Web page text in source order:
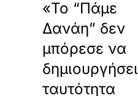
«Το “Πάμε
Δανάη” δεν
μπόρεσε να
δημιουργήσει
ταυτότητα